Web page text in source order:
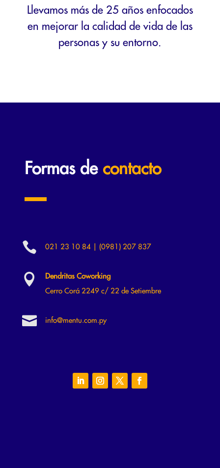
Llevamos más de 25 años enfocados
en mejorar la calidad de vida de las
personas y su entorno.
Formas de contacto
 021 23 10 84 | (0981) 207 837

Dendritas Coworking
Cerro Corá 2249 c/ 22 de Setiembre
 info@mentu.com.py